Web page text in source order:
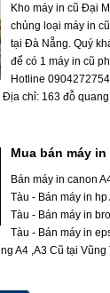
Kho máy in cũ Đại
chủng loại máy in
tại Đà Nẵng. Quý
để có 1 máy in cũ
Hotline
chỉ: 163 đỗ
Mua bán máy
Bán máy in canon
Tàu - Bán máy in
Tàu - Bán máy in
Tàu - Bán máy in
A4 ,A3 Cũ tại Vũng